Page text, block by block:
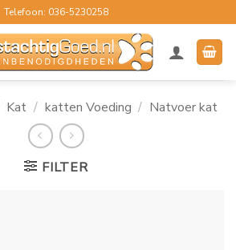
Telefoon: 036-5230258
Kat / katten Voeding / Natvoer kat
FILTER